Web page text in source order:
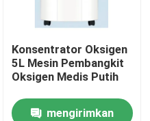
Konsentrator Oksigen
5L Mesin Pembangkit
Oksigen Medis Putih
mengirimkan